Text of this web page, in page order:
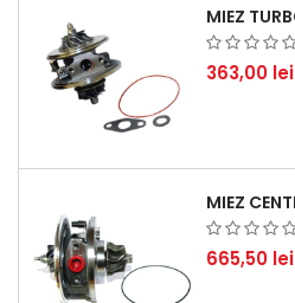
363,00 lei
665,50 lei